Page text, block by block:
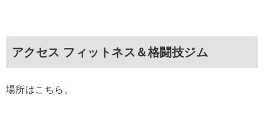
アクセス フィットネス＆格闘技ジム
場所はこちら。